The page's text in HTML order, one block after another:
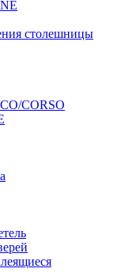
столешницы
CORSO